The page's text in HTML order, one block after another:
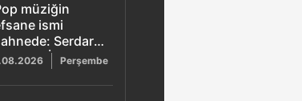
müziğin
ismi
Serdar
ile İstanbul
Festivali'nde
ziyafeti
Perşembe